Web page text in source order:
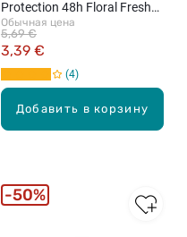
Добавить в корзину
Protection 48h Floral Fresh
роликовый дезодорант,
50мл
Обычная цена
3,39 €
5,69 €
4
50%